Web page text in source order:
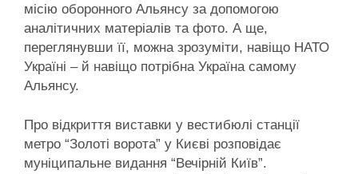
місію оборонного Альянсу за допомогою
аналітичних матеріалів та фото. А ще,
переглянувши її, можна зрозуміти, навіщо НАТО
Україні – й навіщо потрібна Україна самому
Альянсу.
Про відкриття виставки у вестибюлі станції
метро “Золоті ворота” у Києві розповідає
муніципальне видання “Вечірній Київ”.